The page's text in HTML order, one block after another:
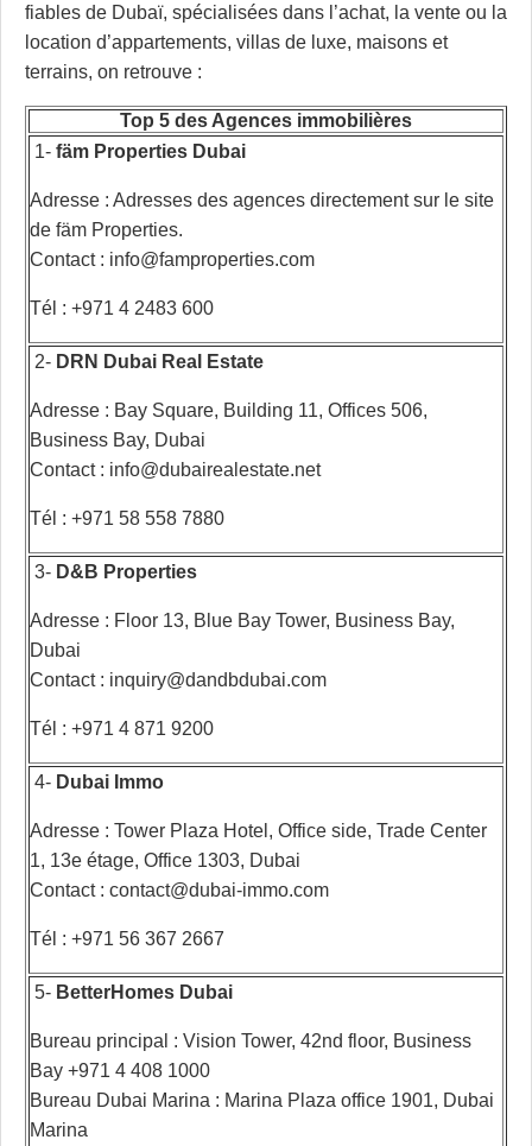
fiables de Dubaï, spécialisées dans l’achat, la vente ou la
location d’appartements, villas de luxe, maisons et
terrains, on retrouve :
Top 5 des Agences immobilières
1- fäm Properties Dubai
Adresse : Adresses des agences directement sur le site
de fäm Properties.
Contact : info@famproperties.com
Tél : +971 4 2483 600
2- DRN Dubai Real Estate
Adresse : Bay Square, Building 11, Offices 506,
Business Bay, Dubai
Contact : info@dubairealestate.net
Tél : +971 58 558 7880
3- D&B Properties
Adresse : Floor 13, Blue Bay Tower, Business Bay,
Dubai
Contact : inquiry@dandbdubai.com
Tél : +971 4 871 9200
4- Dubai Immo
Adresse : Tower Plaza Hotel, Office side, Trade Center
1, 13e étage, Office 1303, Dubai
Contact : contact@dubai-immo.com
Tél : +971 56 367 2667
5- BetterHomes Dubai
Bureau principal : Vision Tower, 42nd floor, Business
Bay +971 4 408 1000
Bureau Dubai Marina : Marina Plaza office 1901, Dubai
Marina